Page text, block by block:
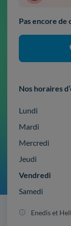
Pas encore de
Nos horaires
Lundi
Mardi
Mercredi
Jeudi
Vendredi
Samedi
Enedis et